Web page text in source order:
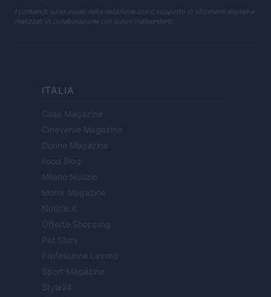
I contenuti sono curati dalla redazione con il supporto di strumenti digitali e
realizzati in collaborazione con autori indipendenti.
ITALIA
Casa Magazine
Cineverse Magazine
Donne Magazine
Food Blog
Milano Notizie
Motor Magazine
Notizie.it
Offerte Shopping
Pet Story
Professione Lavoro
Sport Magazine
Style24